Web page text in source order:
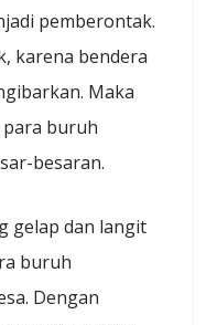
pemberontak.
karena bendera
Maka
para buruh
besaran.
dan langit
buruh
Dengan